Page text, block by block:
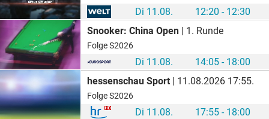
Di 11.08.
12:20 - 12:30
Snooker: China Open | 1. Runde
Folge S2026
Di 11.08.
14:05 - 18:00
hessenschau Sport | 11.08.2026 17:55.
Folge S2026
Di 11.08.
17:55 - 18:00